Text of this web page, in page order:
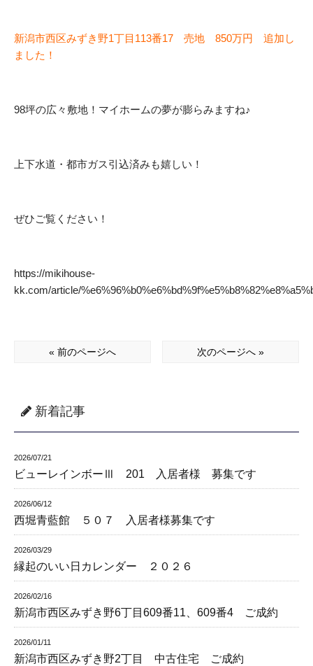
新潟市西区みずき野1丁目113番17 売地 850万円 追加し
ました！
98坪の広々敷地！マイホームの夢が膨らみますね♪
上下水道・都市ガス引込済みも嬉しい！
ぜひご覧ください！
https://mikihouse-
kk.com/article/
« 前のページへ 次のページへ »
新着記事
2026/07/21
ビューレインボーⅢ 201 入居者様 募集です
2026/06/12
西堀青藍館 ５０７ 入居者様募集です
2026/03/29
縁起のいい日カレンダー ２０２６
2026/02/16
新潟市西区みずき野6丁目609番11、609番4 ご成約
2026/01/11
新潟市西区みずき野2丁目 中古住宅 ご成約